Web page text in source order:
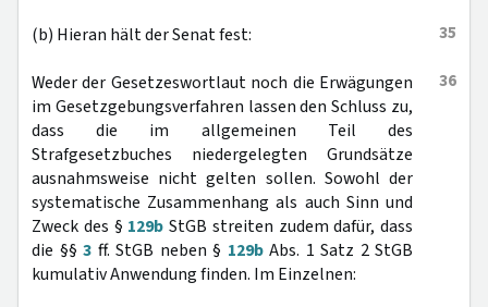
35
(b) Hieran hält der Senat fest:
36
Weder der Gesetzeswortlaut noch die Erwägungen
im Gesetzgebungsverfahren lassen den Schluss zu,
dass die im allgemeinen Teil des
Strafgesetzbuches niedergelegten Grundsätze
ausnahmsweise nicht gelten sollen. Sowohl der
systematische Zusammenhang als auch Sinn und
Zweck des § 129b StGB streiten zudem dafür, dass
die §§ 3 ff. StGB neben § 129bAbs. 1 Satz 2 StGB
kumulativ Anwendung finden. Im Einzelnen: